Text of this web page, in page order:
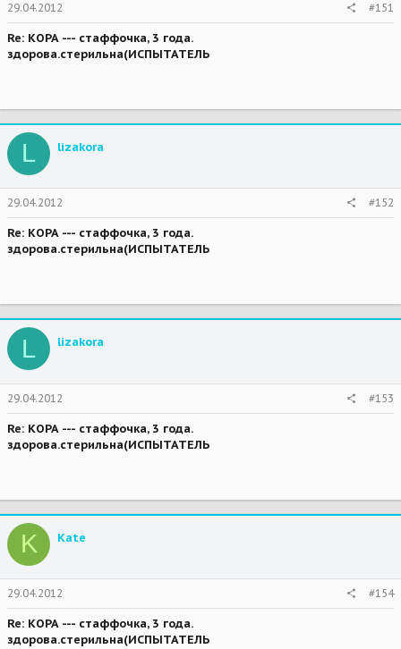
29.04.2012 #151
Re: КОРА --- стаффочка, 3 года.
здорова.стерильна(ИСПЫТАТЕЛЬ
L lizakora
29.04.2012 #152
Re: КОРА --- стаффочка, 3 года.
здорова.стерильна(ИСПЫТАТЕЛЬ
L lizakora
29.04.2012 #153
Re: КОРА --- стаффочка, 3 года.
здорова.стерильна(ИСПЫТАТЕЛЬ
K Kate
29.04.2012 #154
Re: КОРА --- стаффочка, 3 года.
здорова.стерильна(ИСПЫТАТЕЛЬ